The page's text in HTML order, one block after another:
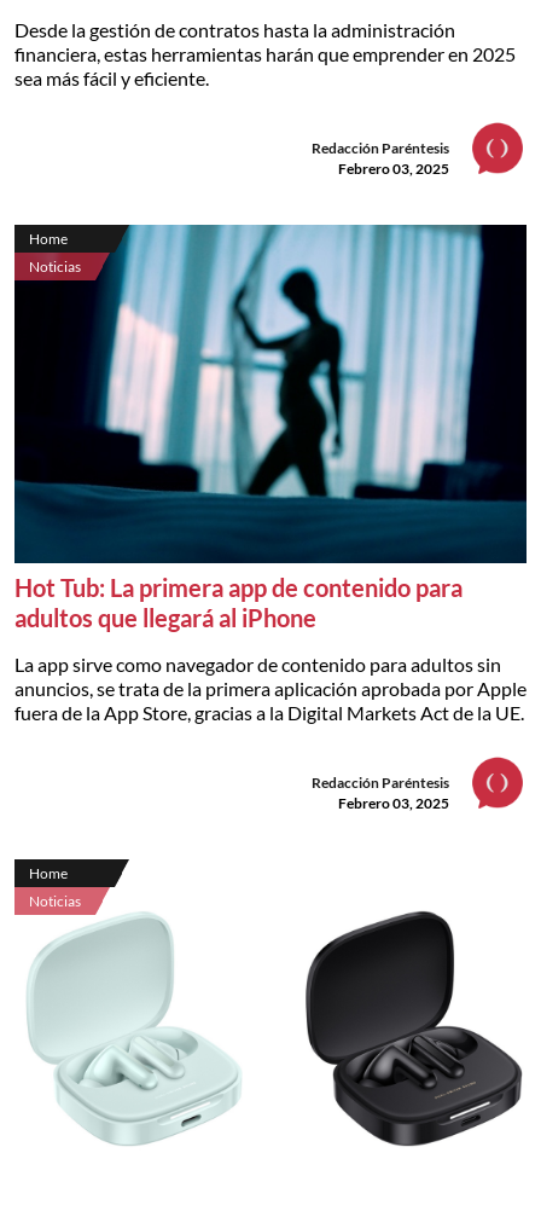
Desde la gestión de contratos hasta la administración
financiera, estas herramientas harán que emprender en 2025
sea más fácil y eficiente.
Redacción Paréntesis
Febrero 03, 2025
Home
Noticias
Hot Tub: La primera app de contenido para
adultos que llegará al iPhone
La app sirve como navegador de contenido para adultos sin
anuncios, se trata de la primera aplicación aprobada por Apple
fuera de la App Store, gracias a la Digital Markets Act de la UE.
Redacción Paréntesis
Febrero 03, 2025
Home
Noticias